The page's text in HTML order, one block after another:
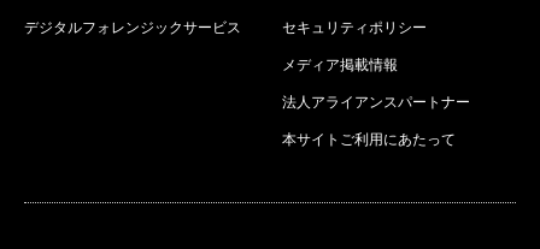
デジタルフォレンジックサービス セキュリティポリシー
メディア掲載情報
法人アライアンスパートナー
本サイトご利用にあたって